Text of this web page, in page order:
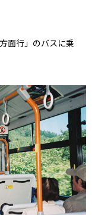
面行」のバスに乗